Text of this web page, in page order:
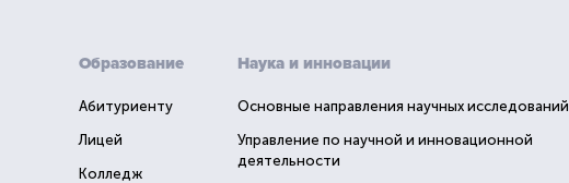
Образование
Абитуриенту
Лицей
Колледж
Наука и инновации
Основные направления научных исследований
Управление по научной и инновационной
деятельности